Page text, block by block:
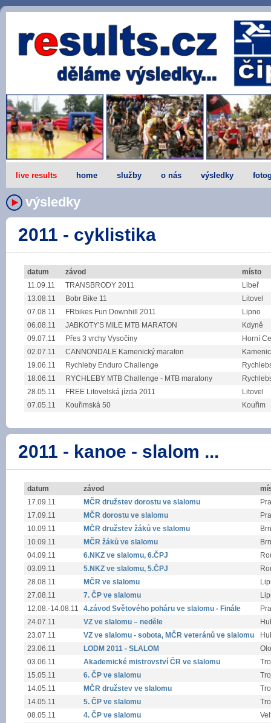
live results home služby o nás výsledky
výsledky
2011 - cyklistika
datum závod
místo
11.09.11
TRANSBRODY 2011
Libeř
13.08.11
Bobr Bike 11
Litovel
07.08.11
FRbikes Fun Downhill 2011
Lipno
06.08.11
JABKOTY'S MILE MTB MARATON
Kdyně
09.07.11
Přes 3 vrchy Vysočiny
Horní
02.07.11
CANNONDALE Kamenický maraton
19.06.11
Rychleby Enduro Challenge
18.06.11
RYCHLEBY MTB Challenge - MTB maratony
28.05.11
FREE Litovelská jízda 2011
Litovel
07.05.11
Kouřimská 50 Kouřim
2011 - kanoe - slalom ...
datum závod
17.09.11
MČR družstev dorostu ve slalomu
17.09.11
MČR dorostu ve slalomu
10.09.11
MČR družstev žáků ve slalomu
10.09.11
MČR žáků ve slalomu
04.09.11
6.NKZ ve slalomu, 6.ČPJ
03.09.11
5.NKZ ve slalomu, 5.ČPJ
28.08.11
MČR ve slalomu
27.08.11
7. ČP ve slalomu
12.08.-14.08.11
4.závod Světového poháru ve slalomu - Finále
24.07.11
VZ ve slalomu – neděle
23.07.11
VZ ve slalomu - sobota, MČR veteránů ve slalomu
23.06.11
LODM 2011 - SLALOM
03.06.11
Akademické mistrovství ČR ve slalomu
15.05.11
6. ČP ve slalomu
14.05.11
MČR družstev ve slalomu
14.05.11
5. ČP ve slalomu
08.05.11
4. ČP ve slalomu